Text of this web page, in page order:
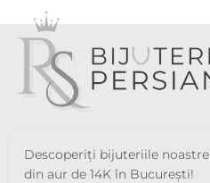
Descoperiți bijuteriile noastre
din aur de 14K în București!